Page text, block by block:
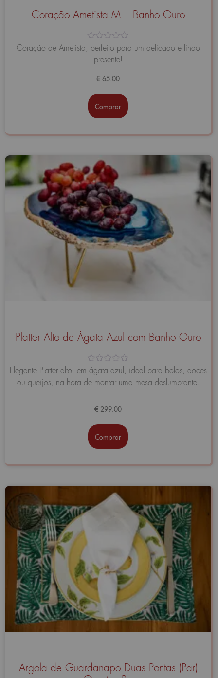
Coração Ametista M – Banho Ouro
Avaliação
Coração de Ametista, perfeito para um delicado e lindo
presente!
€ 65.00
Comprar
Platter Alto de Ágata Azul com Banho Ouro
Avaliação
0
de
Elegante Platter alto, em ágata azul, ideal para bolos, doces
ou queijos, na hora de montar uma mesa deslumbrante.
€ 299.00
Comprar
Argola de Guardanapo Duas Pontas (Par)